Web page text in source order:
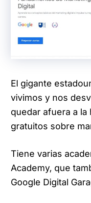
El gigante
vivimos y nos
quedar afuera a
gratuitos sobre
Tiene varias
Academy, que
Google Digital